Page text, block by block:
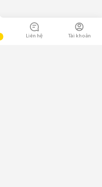
Liên hệ Tài khoản